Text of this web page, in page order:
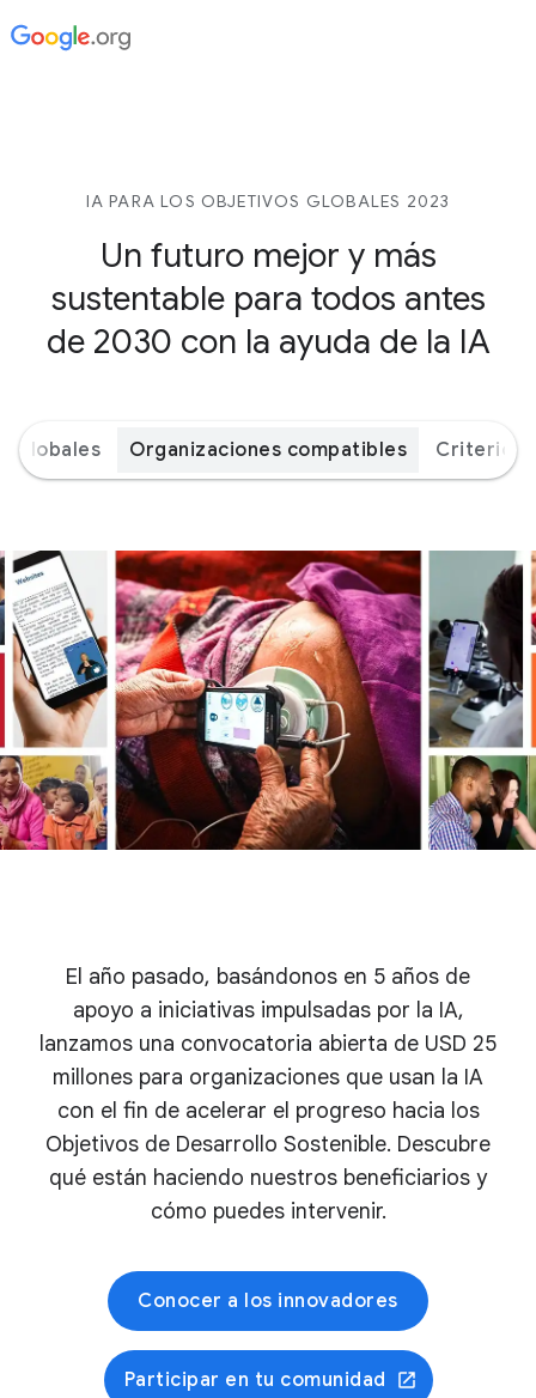
IA PARA LOS OBJETIVOS GLOBALES 2023
Un futuro mejor y más
sustentable para todos antes
de 2030 con la ayuda de la IA
globales Organizaciones compatibles Criterios
El año pasado, basándonos en 5 años de
apoyo a iniciativas impulsadas por la IA,
lanzamos una convocatoria abierta de USD 25
millones para organizaciones que usan la IA
con el fin de acelerar el progreso hacia los
Objetivos de Desarrollo Sostenible. Descubre
qué están haciendo nuestros beneficiarios y
cómo puedes intervenir.
Conocer a los innovadores
Participar en tu comunidad